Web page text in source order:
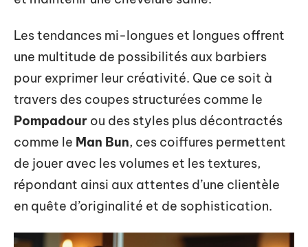
Les tendances mi-longues et longues offrent
une multitude de possibilités aux barbiers
pour exprimer leur créativité. Que ce soit à
travers des coupes structurées comme le
Pompadour ou des styles plus décontractés
comme le Man Bun, ces coiffures permettent
de jouer avec les volumes et les textures,
répondant ainsi aux attentes d’une clientèle
en quête d’originalité et de sophistication.